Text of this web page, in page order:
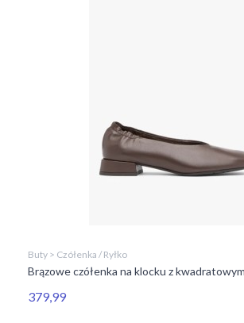
Buty > Czółenka / Ryłko
Brązowe czółenka na klocku z
379,99